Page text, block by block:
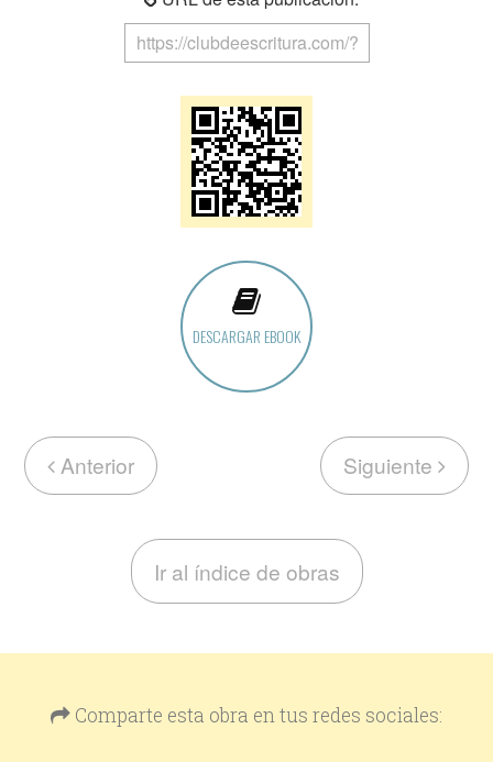
DESCARGAR EBOOK
Anterior Siguiente
Ir al índice de obras
Comparte esta obra en tus redes sociales: